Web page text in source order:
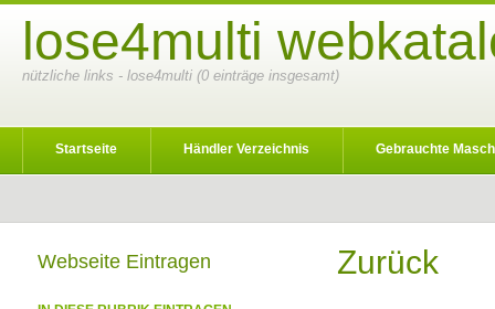
lose4multi
nützliche links - lose4multi (0 einträge insgesamt)
Startseite Händler Verzeichnis Gebrauchte
Zurück
Webseite Eintragen